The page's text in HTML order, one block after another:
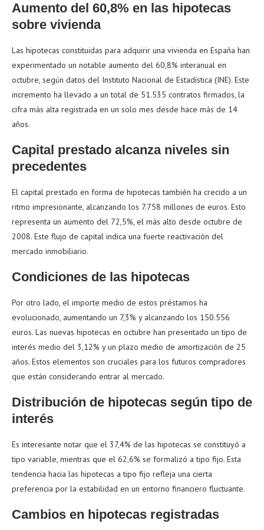
Aumento del 60,8% en las hipotecas
sobre vivienda
Las hipotecas constituidas para adquirir una vivienda en España han
experimentado un notable aumento del 60,8% interanual en
octubre, según datos del Instituto Nacional de Estadística (INE). Este
incremento ha llevado a un total de 51.535 contratos firmados, la
cifra más alta registrada en un solo mes desde hace más de 14
años.
Capital prestado alcanza niveles sin
precedentes
El capital prestado en forma de hipotecas también ha crecido a un
ritmo impresionante, alcanzando los 7.758 millones de euros. Esto
representa un aumento del 72,5%, el más alto desde octubre de
2008. Este flujo de capital indica una fuerte reactivación del
mercado inmobiliario.
Condiciones de las hipotecas
Por otro lado, el importe medio de estos préstamos ha
evolucionado, aumentando un 7,3% y alcanzando los 150.556
euros. Las nuevas hipotecas en octubre han presentado un tipo de
interés medio del 3,12% y un plazo medio de amortización de 25
años. Estos elementos son cruciales para los futuros compradores
que están considerando entrar al mercado.
Distribución de hipotecas según tipo de
interés
Es interesante notar que el 37,4% de las hipotecas se constituyó a
tipo variable, mientras que el 62,6% se formalizó a tipo fijo. Esta
tendencia hacia las hipotecas a tipo fijo refleja una cierta
preferencia por la estabilidad en un entorno financiero fluctuante.
Cambios en hipotecas registradas